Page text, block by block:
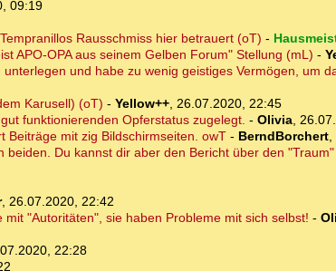
09:19
Rausschmiss hier betrauert (oT) -
APO-OPA aus seinem Gelben Forum" Stellung (mL) -
und habe zu wenig geistiges Vermögen, um
Karusell) (oT) - Yellow++, 26.07.2020, 22:45
funktionierenden Opferstatus zugelegt. - Olivia,
Beiträge mit zig Bildschirmseiten. owT- BerndBorchert,
Du kannst dir aber den Bericht über den
, 26.07.2020, 22:42
"Autoritäten", sie haben Probleme mit sich selbst! -
22:28